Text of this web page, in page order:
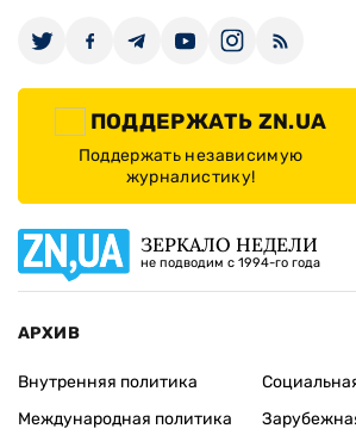
ПОДДЕРЖАТЬ ZN.UA
Поддержать независимую
журналистику!
ЗЕРКАЛО НЕДЕЛИ
не подводим с 1994-го года
АРХИВ
Внутренняя политика
Международная политика